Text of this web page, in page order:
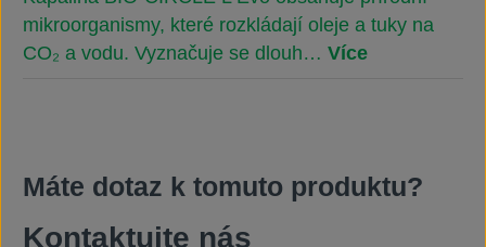
mikroorganismy, které rozkládají oleje a tuky na
CO₂ a vodu. Vyznačuje se dlouh… Více
Máte dotaz k tomuto produktu?
Kontaktujte nás